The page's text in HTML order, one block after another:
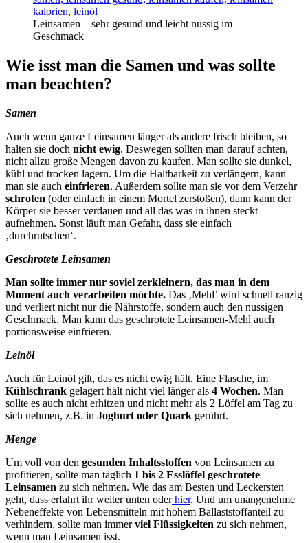
Leinsamen – sehr gesund und leicht nussig im
Geschmack
Wie isst man die Samen und was sollte
man beachten?
Samen
Auch wenn ganze Leinsamen länger als andere frisch bleiben, so
halten sie doch nicht ewig. Deswegen sollten man darauf achten,
nicht allzu große Mengen davon zu kaufen. Man sollte sie dunkel,
kühl und trocken lagern. Um die Haltbarkeit zu verlängern, kann
man sie auch einfrieren. Außerdem sollte man sie vor dem Verzehr
schroten (oder einfach in einem Mortel zerstoßen), dann kann der
Körper sie besser verdauen und all das was in ihnen steckt
aufnehmen. Sonst läuft man Gefahr, dass sie einfach
‚durchrutschen‘.
Geschrotete Leinsamen
Man sollte immer nur soviel zerkleinern, das man in dem
Moment auch verarbeiten möchte. Das ‚Mehl’ wird schnell ranzig
und verliert nicht nur die Nährstoffe, sondern auch den nussigen
Geschmack. Man kann das geschrotete Leinsamen-Mehl auch
portionsweise einfrieren.
Leinöl
Auch für Leinöl gilt, das es nicht ewig hält. Eine Flasche, im
Kühlschrank gelagert hält nicht viel länger als 4 Wochen. Man
sollte es auch nicht erhitzen und nicht mehr als 2 Löffel am Tag zu
sich nehmen, z.B. in Joghurt oder Quark gerührt.
Menge
Um voll von den gesunden Inhaltsstoffen von Leinsamen zu
profitieren, sollte man täglich 1 bis 2 Esslöffel geschrotete
Leinsamen zu sich nehmen. Wie das am Besten und Leckersten
geht, dass erfahrt ihr weiter unten oderhier. Und um unangenehme
Nebeneffekte von Lebensmitteln mit hohem Ballaststoffanteil zu
verhindern, sollte man immerviel Flüssigkeiten zu sich nehmen,
wenn man Leinsamen isst.